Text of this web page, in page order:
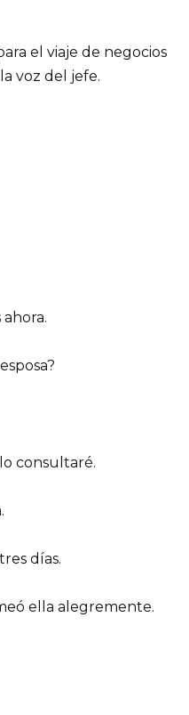
el viaje de negocios
voz del jefe.
consultaré.
días.
ella alegremente.